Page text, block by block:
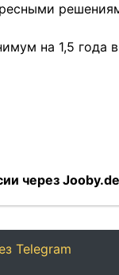
на 1,5 года
через
Telegram